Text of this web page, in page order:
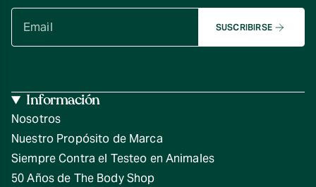
SUSCRIBIRSE
Información
Nosotros
Nuestro Propósito de Marca
Siempre Contra el Testeo en Animales
50 Años de The Body Shop